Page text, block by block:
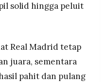
solid hingga peluit
Real Madrid tetap
juara, sementara
pahit dan pulang